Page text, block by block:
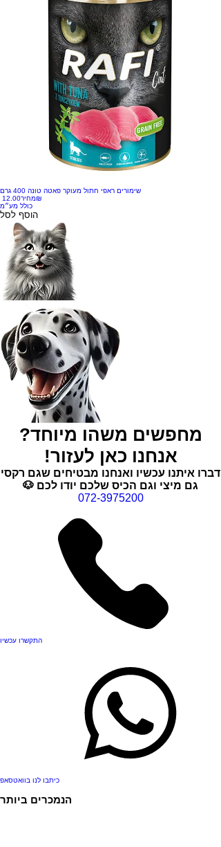
שימורים ראפי חתול מעוקר פאטה טונה 400 גרם
מחיר‏12.00 ‏₪
כולל מע״מ
הוסף לסל
מחפשים משהו מיוחד?
אנחנו כאן לעזור!
דברו איתנו עכשיו ואנחנו מבטיחים שגם רקסי
גם מיצי וגם הכיס שלכם יודו לכם 🐶
072-3975200
התקשרו עכשיו
כיתבו לנו בוואטסאפ
הנמכרים ביותר